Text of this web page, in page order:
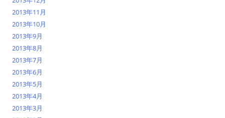
2013年11月
2013年10月
2013年9月
2013年8月
2013年7月
2013年6月
2013年5月
2013年4月
2013年3月